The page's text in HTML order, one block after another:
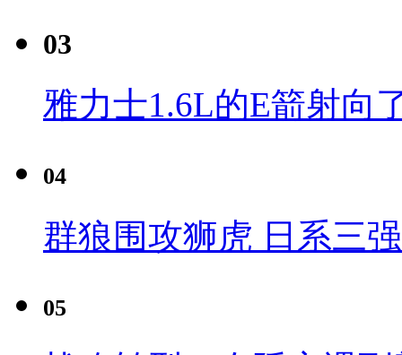
03
雅力士1.6L的E箭射向
04
群狼围攻狮虎 日系三
05